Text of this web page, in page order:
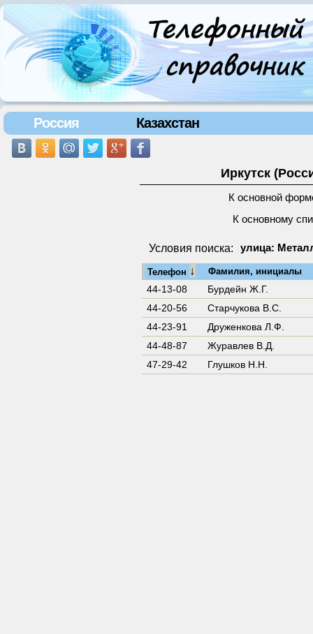
Россия Казахстан
Иркутск
К основной
К основному
Условия поиска: улица:
Телефон ↓ Фамилия, инициалы
44-13-08
Бурдейн Ж.Г.
44-20-56
Старчукова В.С.
44-23-91
Друженкова Л.Ф.
44-48-87
Журавлев В.Д.
47-29-42
Глушков Н.Н.